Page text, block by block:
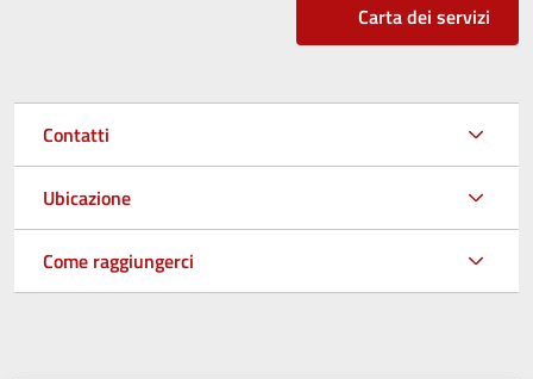
Carta dei servizi
Contatti
Ubicazione
Come raggiungerci